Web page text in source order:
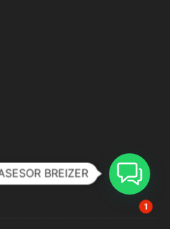
ASESOR BREIZER
1